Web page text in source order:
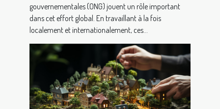
gouvernementales (ONG) jouent un rôle important
dans cet effort global. En travaillant à la fois
localement et internationalement, ces...